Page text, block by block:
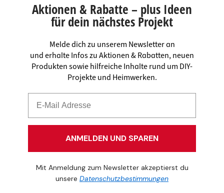
Aktionen & Rabatte – plus Ideen
für dein nächstes Projekt
Melde dich zu unserem Newsletter an
und erhalte Infos zu Aktionen & Rabatten, neuen
Produkten sowie hilfreiche Inhalte rund um DIY-
Projekte und Heimwerken.
ANMELDEN UND SPAREN
Mit Anmeldung zum Newsletter akzeptierst du
unsere Datenschutzbestimmungen